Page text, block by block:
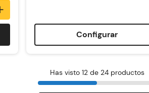
Configurar
Has visto 12 de 24 productos